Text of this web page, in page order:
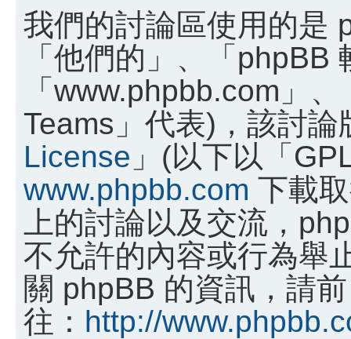
我們的討論區使用的是
「他們的」、「phpBB
「www.phpbb.com」
Teams」代表)，該討論
License 」(以下以「
www.phpbb.com 下載
上的討論以及交流，
不允許的內容或行為舉
關 phpBB 的資訊，請前
往： http://